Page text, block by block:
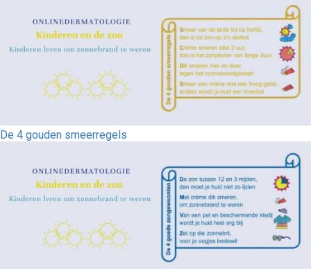
De 4 gouden smeerregels